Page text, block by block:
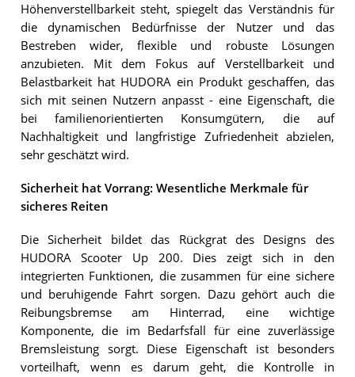
Höhenverstellbarkeit steht, spiegelt das Verständnis für
die dynamischen Bedürfnisse der Nutzer und das
Bestreben wider, flexible und robuste Lösungen
anzubieten. Mit dem Fokus auf Verstellbarkeit und
Belastbarkeit hat HUDORA ein Produkt geschaffen, das
sich mit seinen Nutzern anpasst - eine Eigenschaft, die
bei familienorientierten Konsumgütern, die auf
Nachhaltigkeit und langfristige Zufriedenheit abzielen,
sehr geschätzt wird.
Sicherheit hat Vorrang: Wesentliche Merkmale für
sicheres Reiten
Die Sicherheit bildet das Rückgrat des Designs des
HUDORA Scooter Up 200. Dies zeigt sich in den
integrierten Funktionen, die zusammen für eine sichere
und beruhigende Fahrt sorgen. Dazu gehört auch die
Reibungsbremse am Hinterrad, eine wichtige
Komponente, die im Bedarfsfall für eine zuverlässige
Bremsleistung sorgt. Diese Eigenschaft ist besonders
vorteilhaft, wenn es darum geht, die Kontrolle in